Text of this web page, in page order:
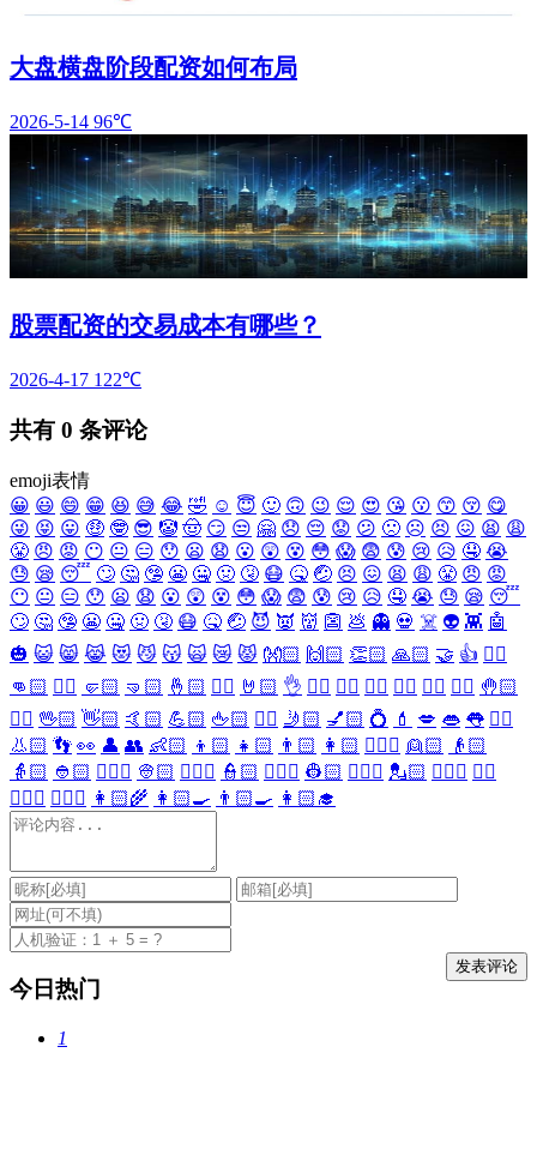
大盘横盘阶段配资如何布局
2026-5-14 96℃
股票配资的交易成本有哪些？
2026-4-17 122℃
共有 0 条评论
emoji表情
😀 😃 😄 😁 😆 😅 😂 🤣 ☺️ 😇 🙂 🙃 😉 😌 😍 😘 😗 😙 😚 😋
😜 😝 😛 🤑 🤓 😎 🤡 🤠 😏 😒 🤗 😞 😔 😟 😕 🙁 ☹️ 😣 😖 😫 😩
😤 😠 😡 😶 😐 😑 😯 😦 😧 😮 😲 😵 😳 😱 😨 😰 😢 😥 🤤 😭
😓 😪 😴 🙄 🤔 🤥 😬 🤐 🤢 🤧 😷 🤒 🤕 😣 😖 😫 😩 😤 😠 😡
😶 😐 😑 😯 😦 😧 😮 😲 😵 😳 😱 😨 😰 😢 😥 🤤 😭 😓 😪 😴
🙄 🤔 🤥 😬 🤐 🤢 🤧 😷 🤒 🤕 😈 👿 👹 👺 💩 👻 💀 ☠️ 👽 👾 🤖
🎃 😺 😸 😹 😻 😼 😽 🙀 😿 😾 👐🏻 🙌🏻 👏🏻 🙏🏻 🤝 👍 👎🏻
👊🏻 ✊🏻 🤛🏻 🤜🏻 🤞🏻 ✌🏻 🤘🏻 👌 👈🏻 👉🏻 👆🏻 👇🏻 ☝🏻 ✋🏻 🤚🏻
🖐🏻 🖖🏻 👋🏻 🤙🏻 💪🏻 🖕🏻 ✍🏻 🤳🏻 💅🏻 💍 💄 💋 👄 👅 👂🏻
👃🏻 👣 👀 👤 👥 👶🏻 👦🏻 👧🏻 👨🏻 👩🏻 👱🏻‍♀️ 👱🏻
👴🏻
👵🏻 👲🏻 👳🏻‍♀️ 👳🏻 👮🏻‍♀️ 👮🏻 👷🏻‍♀️ 👷🏻 💂🏻‍♀️ 💂🏻 🕵🏻‍♀️ 🕵🏻
👩🏻‍⚕️ 👨🏻‍⚕️ 👩🏻‍🌾 👩🏻‍🍳 👨🏻‍🍳 👩🏻‍🎓
今日热门
1